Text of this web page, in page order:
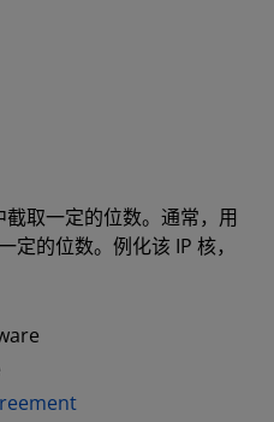
取一定的位数。通常，用
定的位数。例化该 IP 核，